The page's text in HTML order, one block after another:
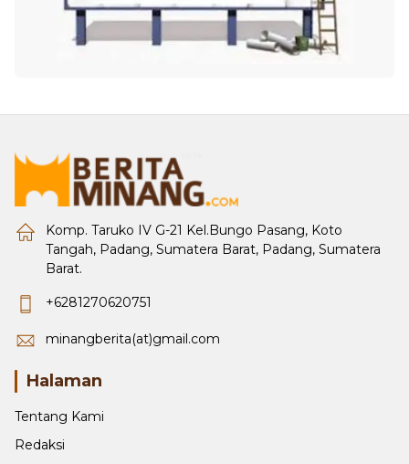
Komp. Taruko IV G-21 Kel.Bungo Pasang, Koto
Tangah, Padang, Sumatera Barat, Padang, Sumatera
Barat.
+6281270620751
minangberita(at)gmail.com
Halaman
Tentang Kami
Redaksi